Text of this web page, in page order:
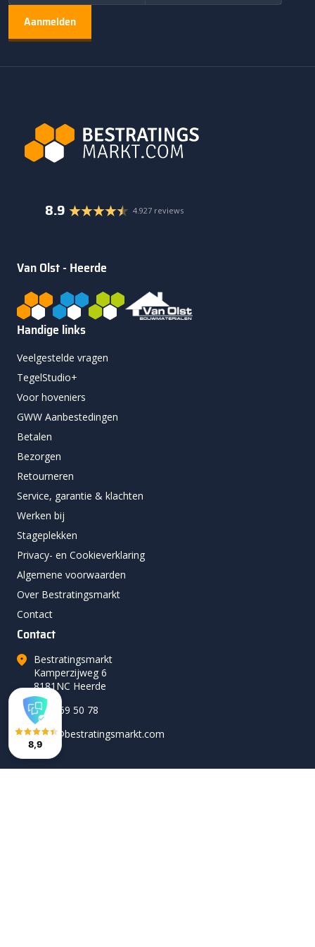
8.9 4.927 reviews
Van Olst - Heerde
Handige links
Veelgestelde vragen
TegelStudio+
Voor hoveniers
GWW Aanbestedingen
Betalen
Bezorgen
Retourneren
Service, garantie & klachten
Werken bij
Stageplekken
Privacy- en Cookieverklaring
Algemene voorwaarden
Over Bestratingsmarkt
Contact
Contact
Bestratingsmarkt
Kamperzijweg 6
8181NC Heerde
0578 69 50 78
hallo@bestratingsmarkt.com
8,9